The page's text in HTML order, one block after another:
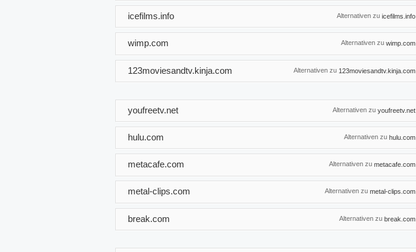
Alternativen zu icefilms.info
icefilms.info
Alternativen zu wimp.com
wimp.com
Alternativen zu 123moviesandtv.kinja.com
123moviesandtv.kinja.com
Alternativen zu youfreetv.net
youfreetv.net
Alternativen zu hulu.com
hulu.com
Alternativen zu metacafe.com
metacafe.com
Alternativen zu metal-clips.com
metal-clips.com
Alternativen zu break.com
break.com